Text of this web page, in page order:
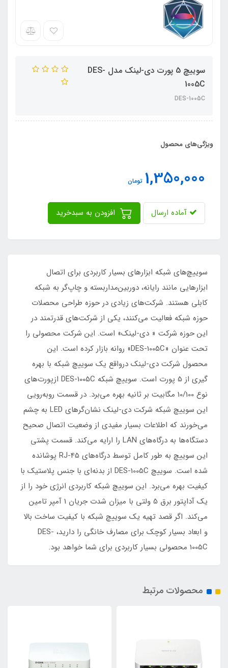
سوییچ 5 پورت دی-لینک مدل DES-
1005C
DES-1005C
ویژگی‌های محصول
1,350,000 تومان
آماده ارسال
سوییچ‌های شبکه ابزارهای بسیار کاربردی برای اتصال
ابزارهایی مانند رایانه، دوربین‌مداربسته و چاپ‌گر به شبکه
کابلی هستند. شرکت‌های زیادی در حوزه طراحی محصلات
حوزه شبکه فعالیت می‌کنند، یکی از شرکت‌های قدرتمند در
این حوزه شرکت « دی-لینک» است. این شرکت محصولی را
تحت عنوان «DES-1005C» روانه بازار کرده است. این
محصول شرکت دی-لینک درواقع یک سوییچ شبکه با بهره
گیری از 5 پورت است. سوییچ شبکه DES-1005C ازپورت‌های
نوع 10/100 مگابیت بر ثانیه بهره می‌برد. در قسمت روبه‌رویی
این سوییچ شبکه شرکت دی-لینک نشان‌گرهای LED به چشم
می‌خورند که اطلاعات بسیار مفیدی از وضعیت اتصال صحیح
دستگاه‌ها به درگاه‌های LAN را ارایه می‌کند. قسمت پشتی
این سوییچ به طور کامل توسط درگاه‌های RJ-45 پوشانده
شده است. سوییچ DES-1005C از بدنه‌ای با جنس پلاستیک با
کیفیت بهره می‌برد. این سوییچ شبکه کاربردی انرژی خود را از
یک آداپتور برق 5 ولتی با میزان شدت جریان 1 آمپر تامین
می‌کند. اگر قصد تهیه یک سوییچ شبکه با کیفیت ساخت بالا
و ابعاد بسیار کوچک برای مصارف خانگی را دارید، DES-
1005C محصولی بسیار کاربردی برای شما خواهد بود.
محصولات مرتبط